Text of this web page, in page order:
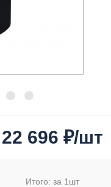
22 696 ₽/шт
Итого: за 1 шт